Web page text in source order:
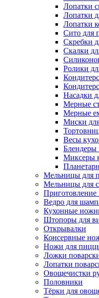
Лопатки
Лопатки
Лопатки
Сито для
Скребки
Скалки
Ролики
Насадки
Мерные
Мерные
Миски
Весы
Блендеры
Миксеры
Мельницы для
Мельницы для
Приготовление
Ведро для
Кухонные
Штопоры для
Открывалки
Консервные
Ножи для
Ложки
Лопатки
Овощечистки
Половники
Тёрки для